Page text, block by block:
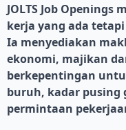
JOLTS Job
kerja yang ada
Ia menyediakan
ekonomi, majikan
berkepentingan
buruh, kadar pusing
permintaan